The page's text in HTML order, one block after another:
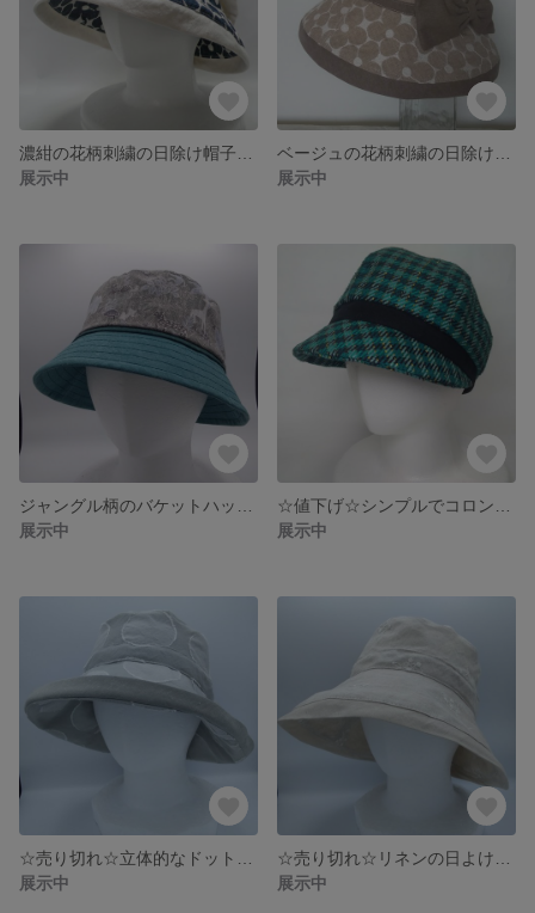
展示中
展示中
展示中
展示中
展示中
展示中